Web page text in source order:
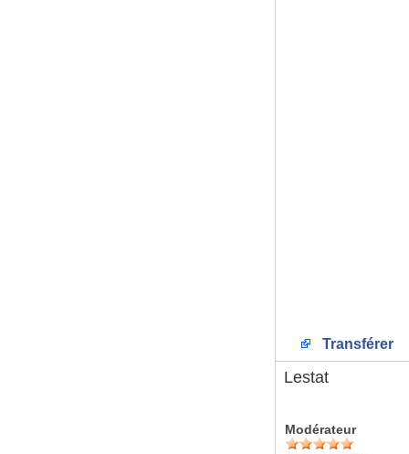
Transférer
Lestat
Modérateur